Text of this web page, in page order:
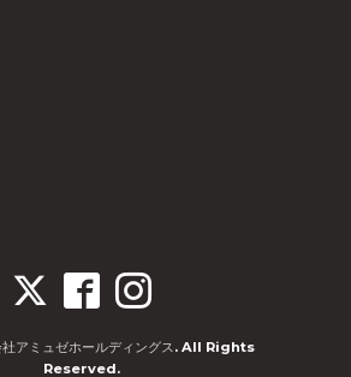
アミュゼホールディングス . All Rights
Reserved.